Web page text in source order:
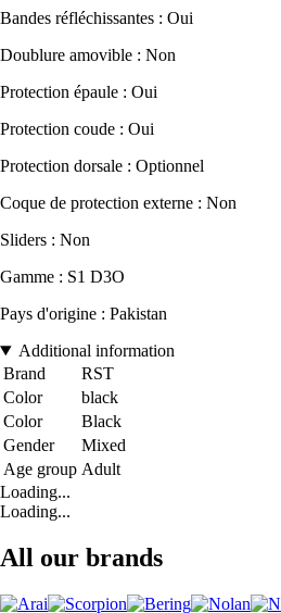
Bandes réfléchissantes : Oui
Doublure amovible : Non
Protection épaule : Oui
Protection coude : Oui
Protection dorsale : Optionnel
Coque de protection externe : Non
Sliders : Non
Gamme : S1 D3O
Pays d'origine : Pakistan
Additional information
Brand
RST
Color
black
Color
Black
Gender
Mixed
Age group Adult
Loading...
Loading...
All our brands